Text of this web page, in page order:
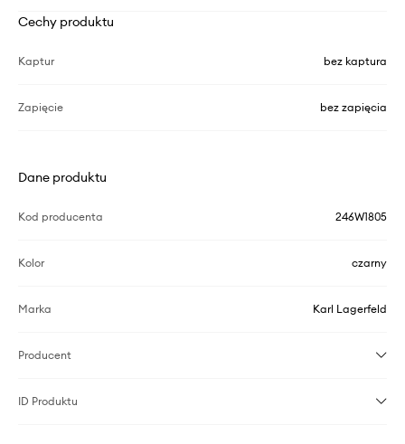
Cechy produktu
Kaptur bez kaptura
Zapięcie bez zapięcia
Dane produktu
Kod producenta 246W1805
Kolor czarny
Marka Karl Lagerfeld
Producent
ID Produktu